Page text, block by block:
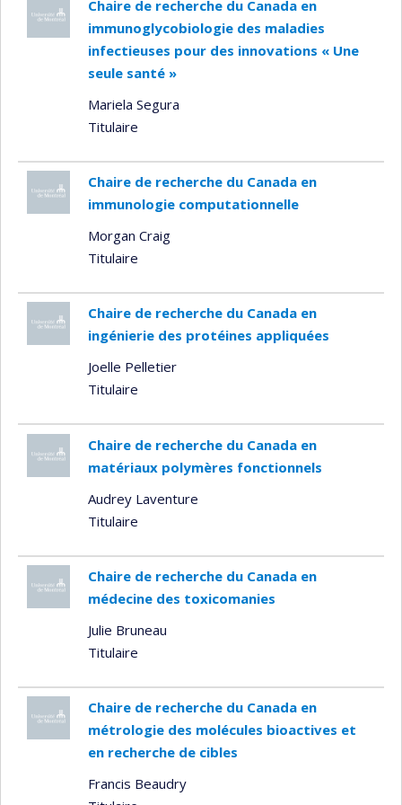
Chaire de recherche du Canada en
immunoglycobiologie des maladies
infectieuses pour des innovations « Une
seule santé »
Mariela Segura
Titulaire
Chaire de recherche du Canada en
immunologie computationnelle
Morgan Craig
Titulaire
Chaire de recherche du Canada en
ingénierie des protéines appliquées
Joelle Pelletier
Titulaire
Chaire de recherche du Canada en
matériaux polymères fonctionnels
Audrey Laventure
Titulaire
Chaire de recherche du Canada en
médecine des toxicomanies
Julie Bruneau
Titulaire
Chaire de recherche du Canada en
métrologie des molécules bioactives et
en recherche de cibles
Francis Beaudry